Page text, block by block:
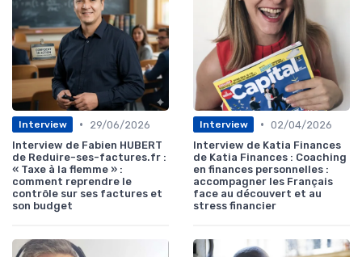
Interview •
29/06/2026
Interview de Fabien HUBERT
de Reduire-ses-factures.fr :
« Taxe à la flemme » :
comment reprendre le
contrôle sur ses factures et
son budget
Interview • 02/04/2026
Interview de Katia Finances
de Katia Finances : Coaching
en finances personnelles :
accompagner les Français
face au découvert et au
stress financier